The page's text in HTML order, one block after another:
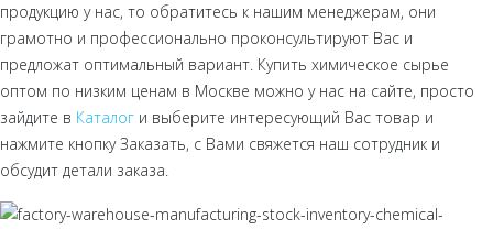
продукцию у нас, то обратитесь к нашим менеджерам, они
грамотно и профессионально проконсультируют Вас и
предложат оптимальный вариант. Купить химическое сырье
оптом по низким ценам в Москве можно у нас на сайте, просто
зайдите в Каталог и выберите интересующий Вас товар и
нажмите кнопку Заказать, с Вами свяжется наш сотрудник и
обсудит детали заказа.